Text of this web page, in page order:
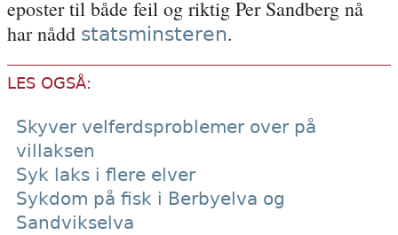
eposter til både feil og riktig Per Sandberg nå
har nådd statsminsteren.
LES OGSÅ:
Skyver velferdsproblemer over på
villaksen
Syk laks i flere elver
Sykdom på fisk i Berbyelva og
Sandvikselva